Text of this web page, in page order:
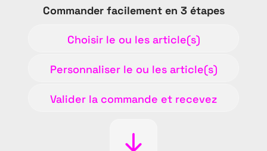
Commander facilement en 3 étapes
Choisir le ou les article(s)
Personnaliser le ou les article(s)
Valider la commande et recevez